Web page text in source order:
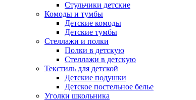
Стульчики детские
Комоды и тумбы
Детские комоды
Детские тумбы
Стеллажи и полки
Полки в детскую
Стеллажи в детскую
Текстиль для детской
Детские подушки
Детское постельное белье
Уголки школьника